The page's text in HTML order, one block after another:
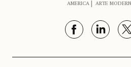
AMERICA ARTE